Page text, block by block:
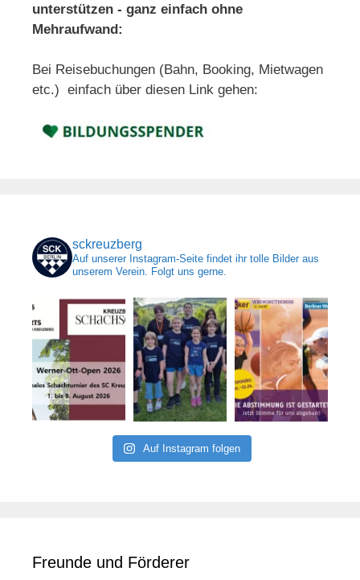
unterstützen - ganz einfach ohne
Mehraufwand:
Bei Reisebuchungen (Bahn, Booking, Mietwagen
etc.) einfach über diesen Link gehen:
sckreuzberg
Auf unserer Instagram-Seite findet ihr tolle Bilder aus
unserem Verein. Folgt uns gerne.
Auf Instagram folgen
Freunde und Förderer